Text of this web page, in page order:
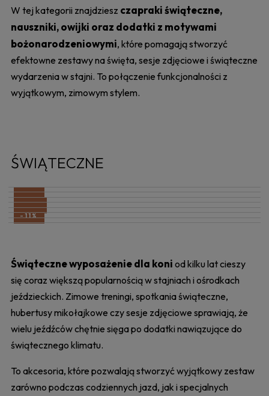
W tej kategorii znajdziesz czapraki świąteczne,
nauszniki, owijki oraz dodatki z motywami
bożonarodzeniowymi, które pomagają stworzyć
efektowne zestawy na święta, sesje zdjęciowe i świąteczne
wydarzenia w stajni. To połączenie funkcjonalności z
wyjątkowym, zimowym stylem.
ŚWIĄTECZNE
-11%
-11%
-10%
-11%
-11%
Świąteczne wyposażenie dla koni od kilku lat cieszy
się coraz większą popularnością w stajniach i ośrodkach
jeździeckich. Zimowe treningi, spotkania świąteczne,
hubertusy mikołajkowe czy sesje zdjęciowe sprawiają, że
wielu jeźdźców chętnie sięga po dodatki nawiązujące do
świątecznego klimatu.
To akcesoria, które pozwalają stworzyć wyjątkowy zestaw
zarówno podczas codziennych jazd, jak i specjalnych